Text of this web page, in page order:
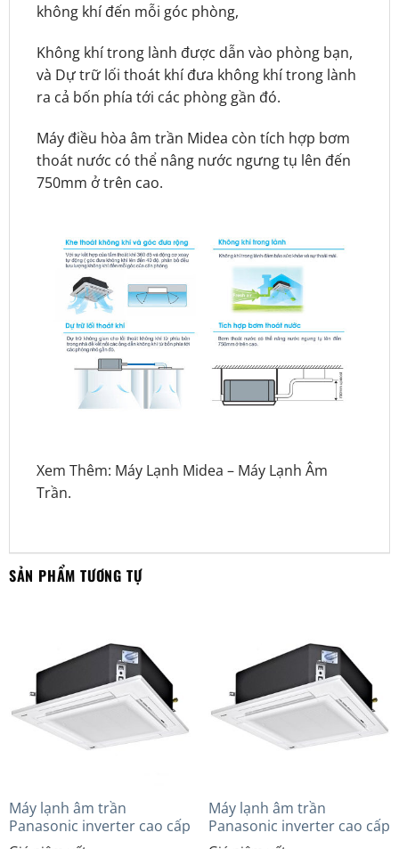
không khí đến mỗi góc phòng,
Không khí trong lành được dẫn vào phòng bạn,
và Dự trữ lối thoát khí đưa không khí trong lành
ra cả bốn phía tới các phòng gần đó.
Máy điều hòa âm trần Midea còn tích hợp bơm
thoát nước có thể nâng nước ngưng tụ lên đến
750mm ở trên cao.
Xem Thêm: Máy Lạnh Midea – Máy Lạnh Âm
Trần.
SẢN PHẨM TƯƠNG TỰ
Máy lạnh âm trần
Panasonic inverter cao cấp
(2.0 Hp) S-1821PU3HA/U-
Máy lạnh âm trần
Panasonic inverter cao cấp
(3.0Hp) S-2430PU3HA/U-